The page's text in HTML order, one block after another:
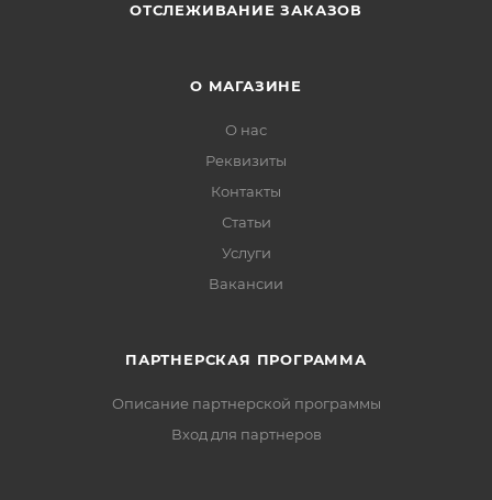
ОТСЛЕЖИВАНИЕ ЗАКАЗОВ
О МАГАЗИНЕ
О нас
Реквизиты
Контакты
Статьи
Услуги
Вакансии
ПАРТНЕРСКАЯ ПРОГРАММА
Описание партнерской программы
Вход для партнеров